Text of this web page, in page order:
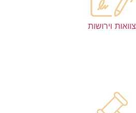
צוואות וירושות